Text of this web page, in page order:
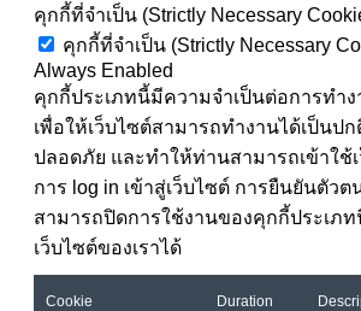
คุกกี้ที่จำเป็น (Strictly Necessary
คุกกี้ที่จำเป็น (Strictly Necessary
Always Enabled
คุกกี้ประเภทนี้มีความจำเป็นต่อการทำง
เพื่อให้เว็บไซต์สามารถทำงานได้เป็นป
ปลอดภัย และทำให้ท่านสามารถเข้าใช้
การ log in เข้าสู่เว็บไซต์ การยืนยันตัว
สามารถปิดการใช้งานของคุกกี้ประเภ
เว็บไซต์ของเราได้
Cookie Duration